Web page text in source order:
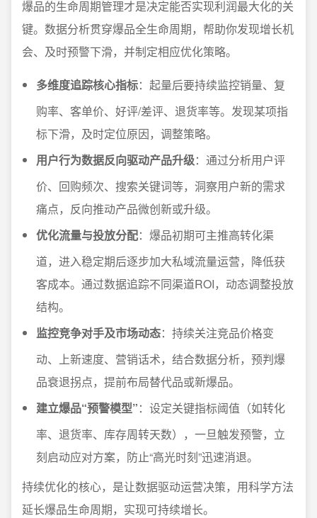
爆品的生命周期管理才是决定能否实现利润最大化的关
键。数据分析贯穿爆品全生命周期，帮助你发现增长机
会、及时预警下滑，并制定相应优化策略。
多维度追踪核心指标：起量后要持续监控销量、复
购率、客单价、好评/差评、退货率等。发现某项指
标下滑，及时定位原因，调整策略。
用户行为数据反向驱动产品升级：通过分析用户评
价、回购频次、搜索关键词等，洞察用户新的需求
痛点，反向推动产品微创新或升级。
优化流量与投放分配：爆品初期可主推高转化渠
道，进入稳定期后逐步加大私域流量运营，降低获
客成本。通过数据追踪不同渠道ROI，动态调整投放
结构。
监控竞争对手及市场动态：持续关注竞品价格变
动、上新速度、营销话术，结合数据分析，预判爆
品衰退拐点，提前布局替代品或新爆品。
建立爆品“预警模型”：设定关键指标阈值（如转化
率、退货率、库存周转天数），一旦触发预警，立
刻启动应对方案，防止“高光时刻”迅速消退。
持续优化的核心，是让数据驱动运营决策，用科学方法
延长爆品生命周期，实现可持续增长。